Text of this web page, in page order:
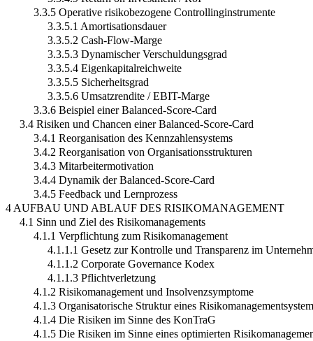
3.3.5 Operative risikobezogene Controllinginstrumente
3.3.5.1 Amortisationsdauer
3.3.5.2 Cash-Flow-Marge
3.3.5.3 Dynamischer Verschuldungsgrad
3.3.5.4 Eigenkapitalreichweite
3.3.5.5 Sicherheitsgrad
3.3.5.6 Umsatzrendite / EBIT-Marge
3.3.6 Beispiel einer Balanced-Score-Card
3.4 Risiken und Chancen einer Balanced-Score-Card
3.4.1 Reorganisation des Kennzahlensystems
3.4.2 Reorganisation von Organisationsstrukturen
3.4.3 Mitarbeitermotivation
3.4.4 Dynamik der Balanced-Score-Card
3.4.5 Feedback und Lernprozess
4 AUFBAU UND ABLAUF DES RISIKOMANAGEMENT
4.1 Sinn und Ziel des Risikomanagements
4.1.1 Verpflichtung zum Risikomanagement
4.1.1.1 Gesetz zur Kontrolle und Transparenz im
4.1.1.2 Corporate Governance Kodex
4.1.1.3 Pflichtverletzung
4.1.2 Risikomanagement und Insolvenzsymptome
4.1.3 Organisatorische Struktur eines
4.1.4 Die Risiken im Sinne des KonTraG
4.1.5 Die Risiken im Sinne eines optimierten